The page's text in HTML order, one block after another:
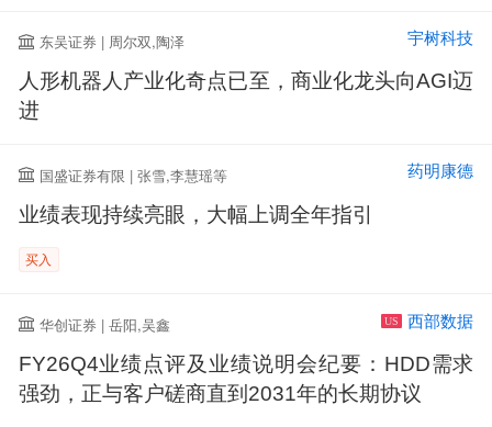
东吴证券 | 周尔双,陶泽 宇树科技
人形机器人产业化奇点已至，商业化龙头向AGI迈
进
国盛证券有限 | 张雪,李慧瑶等 药明康德
业绩表现持续亮眼，大幅上调全年指引
买入
华创证券 | 岳阳,吴鑫 US 西部数据
FY26Q4业绩点评及业绩说明会纪要：HDD需求
强劲，正与客户磋商直到2031年的长期协议